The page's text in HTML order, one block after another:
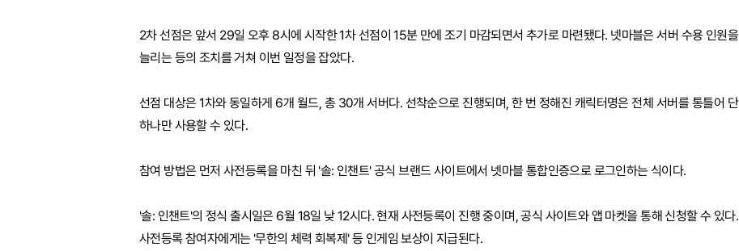
2차 선점은 앞서 29일 오후 8시에 시작한 1차 선점이 15분 만에 조기 마감되면서 추가로 마련됐다. 넷마블은 서버 수용 인원을
늘리는 등의 조치를 거쳐 이번 일정을 잡았다.
선점 대상은 1차와 동일하게 6개 월드, 총 30개 서버다. 선착순으로 진행되며, 한 번 정해진 캐릭터명은 전체 서버를 통틀어 단
하나만 사용할 수 있다.
참여 방법은 먼저 사전등록을 마친 뒤 '솔: 인챈트' 공식 브랜드 사이트에서 넷마블 통합인증으로 로그인하는 식이다.
'솔: 인챈트'의 정식 출시일은 6월 18일 낮 12시다. 현재 사전등록이 진행 중이며, 공식 사이트와 앱 마켓을 통해 신청할 수 있다.
사전등록 참여자에게는 '무한의 체력 회복제' 등 인게임 보상이 지급된다.